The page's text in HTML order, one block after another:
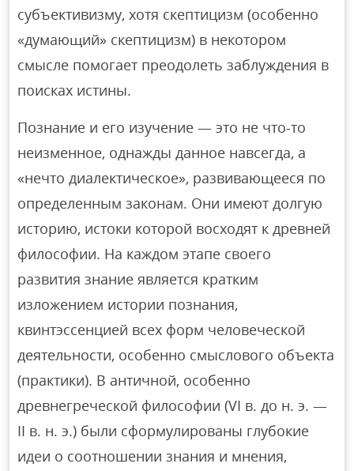
субъективизму, хотя скептицизм (особенно
«думающий» скептицизм) в некотором
смысле помогает преодолеть заблуждения в
поисках истины.
Познание и его изучение — это не что-то
неизменное, однажды данное навсегда, а
«нечто диалектическое», развивающееся по
определенным законам. Они имеют долгую
историю, истоки которой восходят к древней
философии. На каждом этапе своего
развития знание является кратким
изложением истории познания,
квинтэссенцией всех форм человеческой
деятельности, особенно смыслового объекта
(практики). В античной, особенно
древнегреческой философии (VI в. до н. э. —
II в. н. э.) были сформулированы глубокие
идеи о соотношении знания и мнения,